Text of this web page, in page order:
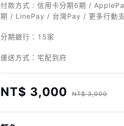
付款方式 : 信用卡分期6期 /
期 / LinePay / 台灣Pay / 更多行動
分期銀行： 15家
運送方式：宅配到府
NT$ 3,000 NT$ 3,000